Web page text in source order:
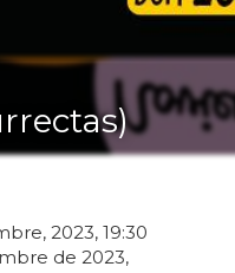
, 2023, 19:30
de 2023,